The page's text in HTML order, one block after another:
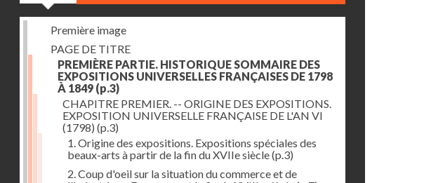
Première image
PAGE DE TITRE
PREMIÈRE PARTIE. HISTORIQUE SOMMAIRE DES
EXPOSITIONS UNIVERSELLES FRANÇAISES DE 1798
À 1849 (p.3)
CHAPITRE PREMIER. -- ORIGINE DES EXPOSITIONS.
EXPOSITION UNIVERSELLE FRANÇAISE DE L'AN VI
(1798) (p.3)
1. Origine des expositions. Expositions spéciales des
beaux-arts à partir de la fin du XVIIe siècle(p.3)
2. Coup d'oeil sur la situation du commerce et de